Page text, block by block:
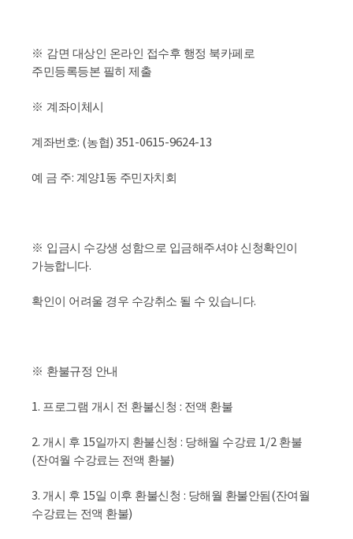
※ 감면 대상인 온라인 접수후 행정 북카페로
주민등록등본 필히 제출
※ 계좌이체시
계좌번호: (농협) 351-0615-9624-13
예 금 주: 계양1동 주민자치회
※ 입금시 수강생 성함으로 입금해주셔야 신청확인이
가능합니다.
확인이 어려울 경우 수강취소 될 수 있습니다.
※ 환불규정 안내
1. 프로그램 개시 전 환불신청 : 전액 환불
2. 개시 후 15일까지 환불신청: 당해월 수강료 1/2 환불
(잔여월 수강료는 전액 환불)
3. 개시 후 15일 이후 환불신청 : 당해월 환불안됨(잔여월
수강료는 전액 환불)